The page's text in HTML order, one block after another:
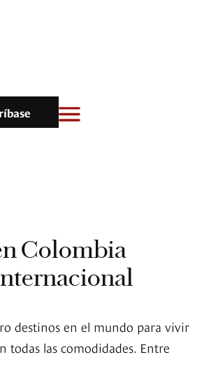
Colombia
destinos en el mundo para vivir
todas las comodidades. Entre